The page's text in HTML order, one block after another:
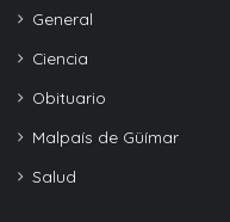
General
Ciencia
Obituario
Malpaís de Güímar
Salud